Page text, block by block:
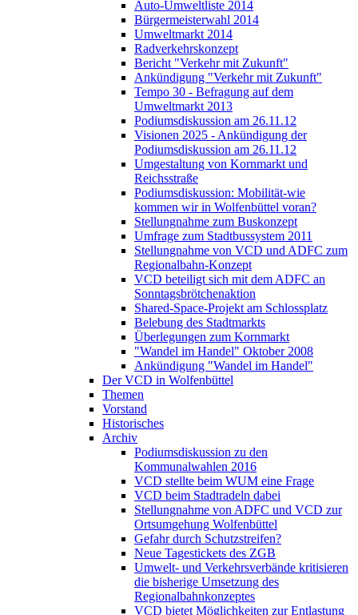
Auto-Umweltliste 2014
Bürgermeisterwahl 2014
Umweltmarkt 2014
Radverkehrskonzept
Bericht "Verkehr mit Zukunft"
Ankündigung "Verkehr mit Zukunft"
Tempo 30 - Befragung auf dem
Umweltmarkt 2013
Podiumsdiskussion am 26.11.12
Visionen 2025 - Ankündigung der
Podiumsdiskussion am 26.11.12
Umgestaltung von Kornmarkt und
Reichsstraße
Podiumsdiskussion: Mobilität-wie
kommen wir in Wolfenbüttel voran?
Stellungnahme zum Buskonzept
Umfrage zum Stadtbussystem 2011
Stellungnahme von VCD und ADFC zum
Regionalbahn-Konzept
VCD beteiligt sich mit dem ADFC an
Sonntagsbrötchenaktion
Shared-Space-Projekt am Schlossplatz
Belebung des Stadtmarkts
Überlegungen zum Kornmarkt
"Wandel im Handel" Oktober 2008
Ankündigung "Wandel im Handel"
Der VCD in Wolfenbüttel
Themen
Vorstand
Historisches
Archiv
Podiumsdiskussion zu den
Kommunalwahlen 2016
VCD stellte beim WUM eine Frage
VCD beim Stadtradeln dabei
Stellungnahme von ADFC und VCD zur
Ortsumgehung Wolfenbüttel
Gefahr durch Schutzstreifen?
Neue Tagestickets des ZGB
Umwelt- und Verkehrsverbände kritisieren
die bisherige Umsetzung des
Regionalbahnkonzeptes
VCD bietet Möglichkeiten zur Entlastung